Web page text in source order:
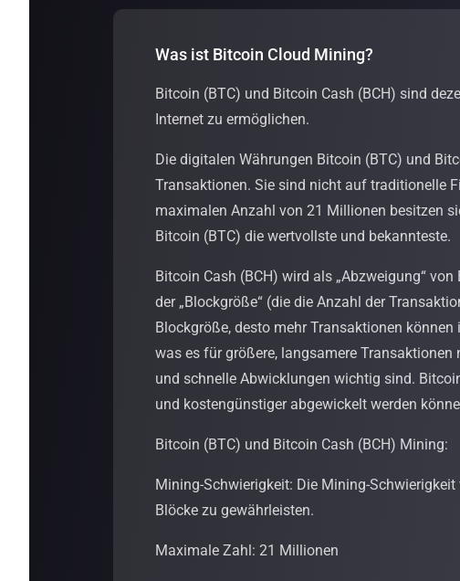
Was ist Bitcoin Cloud Mining?
Bitcoin (BTC) und Bitcoin Cash (BCH) sind
Internet zu ermöglichen.
Die digitalen Währungen Bitcoin (BTC) und
Transaktionen. Sie sind nicht auf traditionelle
maximalen Anzahl von 21 Millionen besitzen
Bitcoin (BTC) die wertvollste und bekannteste.
Bitcoin Cash (BCH) wird als „Abzweigung“
der „Blockgröße“ (die die Anzahl der
Blockgröße, desto mehr Transaktionen
was es für größere, langsamere
und schnelle Abwicklungen wichtig sind.
und kostengünstiger abgewickelt werden
Bitcoin (BTC) und Bitcoin Cash (BCH) Mining:
Mining-Schwierigkeit: Die Mining-
Blöcke zu gewährleisten.
Maximale Zahl: 21 Millionen